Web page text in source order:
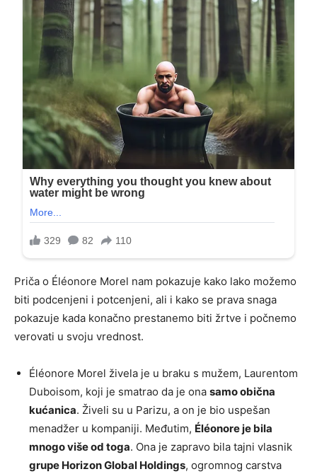
Priča o Éléonore Morel nam pokazuje kako lako možemo
biti podcenjeni i potcenjeni, ali i kako se prava snaga
pokazuje kada konačno prestanemo biti žrtve i počnemo
verovati u svoju vrednost.
Éléonore Morel živela je u braku s mužem, Laurentom
Duboisom, koji je smatrao da je ona samo obična
kućanica. Živeli su u Parizu, a on je bio uspešan
menadžer u kompaniji. Međutim, Éléonore je bila
mnogo više od toga. Ona je zapravo bila tajni vlasnik
grupe Horizon Global Holdings, ogromnog carstva